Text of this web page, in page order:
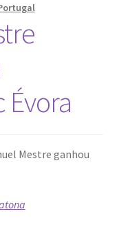
Évora
Mestre ganhou